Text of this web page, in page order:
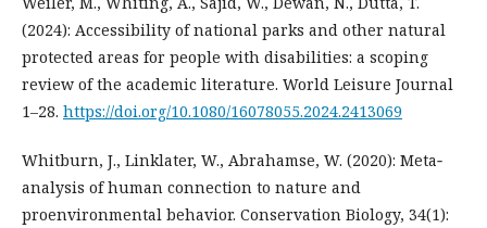
(2024): Accessibility of national parks and other natural
protected areas for people with disabilities: a scoping
review of the academic literature. World Leisure Journal
1–28. https://doi.org/10.1080/16078055.2024.2413069
Whitburn, J., Linklater, W., Abrahamse, W. (2020): Meta‐
analysis of human connection to nature and
proenvironmental behavior. Conservation Biology, 34(1):